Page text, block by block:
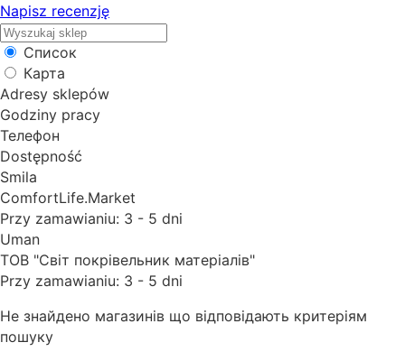
Napisz recenzję
Список
Карта
Adresy sklepów
Godziny pracy
Телефон
Dostępność
Smila
ComfortLife.Market
Przy zamawianiu: 3 - 5 dni
Uman
ТОВ "Світ покрівельник матеріалів"
Przy zamawianiu: 3 - 5 dni
Не знайдено магазинів що відповідають критеріям
пошуку